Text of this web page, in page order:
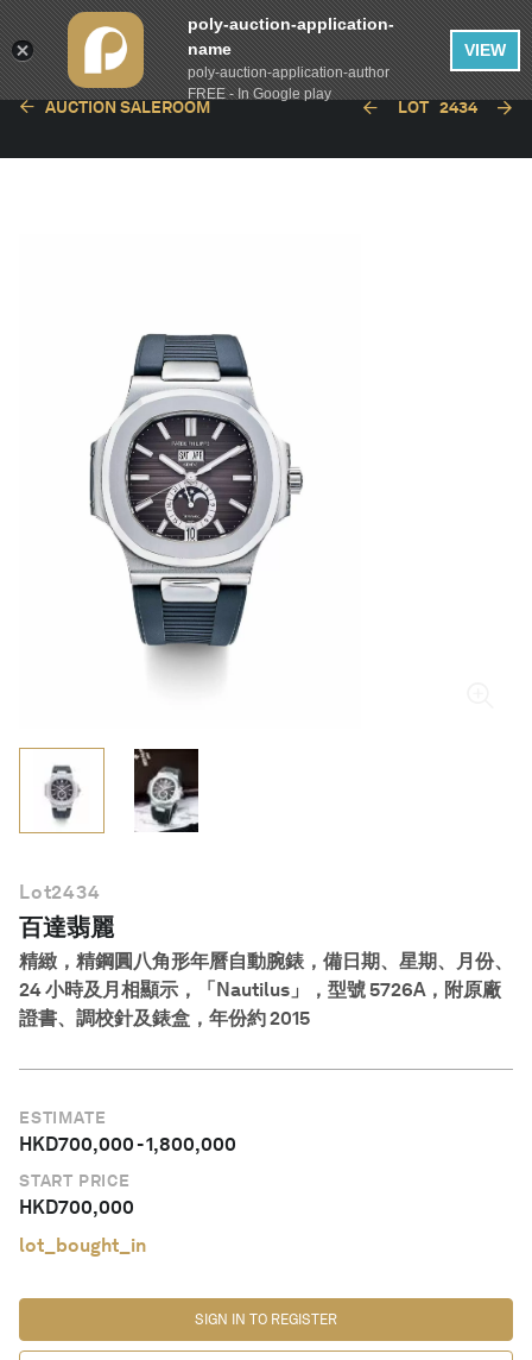
AUCTION SALEROOM LOT 2434
Lot2434
百達翡麗
精緻，精鋼圓八角形年曆自動腕錶，備日期、星期、月份、
24 小時及月相顯示，「Nautilus」，型號 5726A，附原廠
證書、調校針及錶盒，年份約 2015
ESTIMATE
HKD700,000-1,800,000
START PRICE
HKD700,000
lot_bought_in
SIGN IN TO REGISTER
poly-auction-application-
name
poly-auction-application-author
FREE - In Google play
VIEW